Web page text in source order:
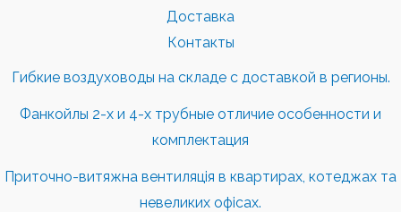
Доставка
Контакты
Гибкие воздуховоды на складе с доставкой в регионы.
Фанкойлы 2-х и 4-х трубные отличие особенности и
комплектация
Приточно-витяжна вентиляція в квартирах, котеджах та
невеликих офісах.